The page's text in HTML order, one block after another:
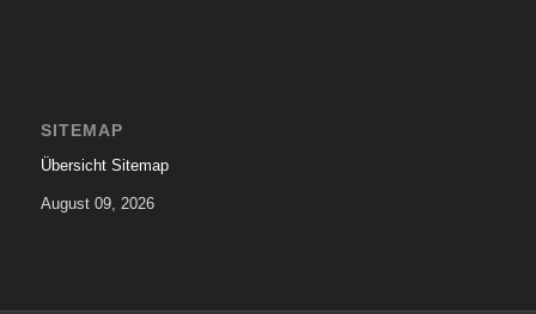
SITEMAP
Übersicht Sitemap
August 09, 2026